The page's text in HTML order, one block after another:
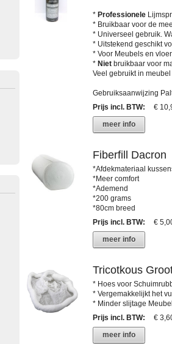
* Professionele
* Bruikbaar voor de
* Universeel gebruik.
* Uitstekend geschikt
* Voor Meubels en
* Nietbruikbaar voor
Veel gebruikt in
Gebruiksaanwijzing
Prijs incl. BTW:
€
meer info
Fiberfill Dacron
*Afdekmateriaal
*Meer comfort
*Ademend
*200 grams
*80cm breed
Prijs incl. BTW:
€
meer info
Tricotkous
* Hoes voor
* Vergemakkelijkt het
* Minder slijtage
Prijs incl. BTW:
€
meer info